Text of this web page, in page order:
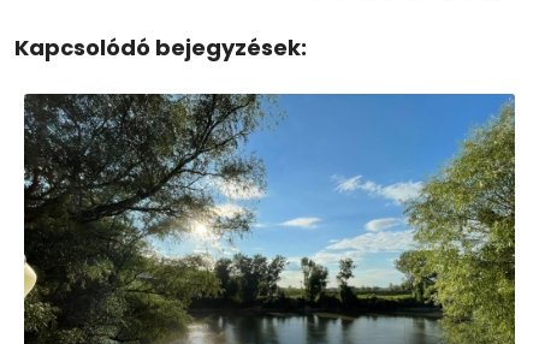
Kapcsolódó bejegyzések: